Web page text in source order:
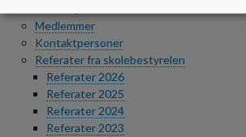
Medlemmer
Kontaktpersoner
Referater fra skolebestyrelen
Referater 2026
Referater 2025
Referater 2024
Referater 2023